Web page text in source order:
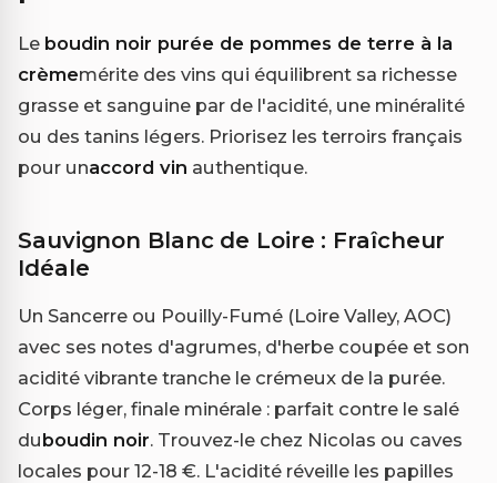
Le boudin noir purée de pommes de terre à la
crèmemérite des vins qui équilibrent sa richesse
grasse et sanguine par de l'acidité, une minéralité
ou des tanins légers. Priorisez les terroirs français
pour unaccord vin authentique.
Sauvignon Blanc de Loire : Fraîcheur
Idéale
Un Sancerre ou Pouilly-Fumé (Loire Valley, AOC)
avec ses notes d'agrumes, d'herbe coupée et son
acidité vibrante tranche le crémeux de la purée.
Corps léger, finale minérale : parfait contre le salé
duboudin noir. Trouvez-le chez Nicolas ou caves
locales pour 12-18 €. L'acidité réveille les papilles